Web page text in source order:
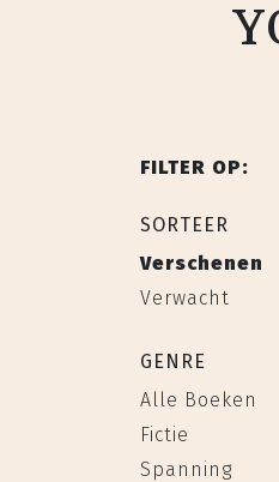
FILTER OP:
SORTEER
Verschenen
Verwacht
GENRE
Alle Boeken
Fictie
Spanning